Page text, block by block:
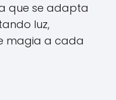
que se adapta
luz,
magia a cada